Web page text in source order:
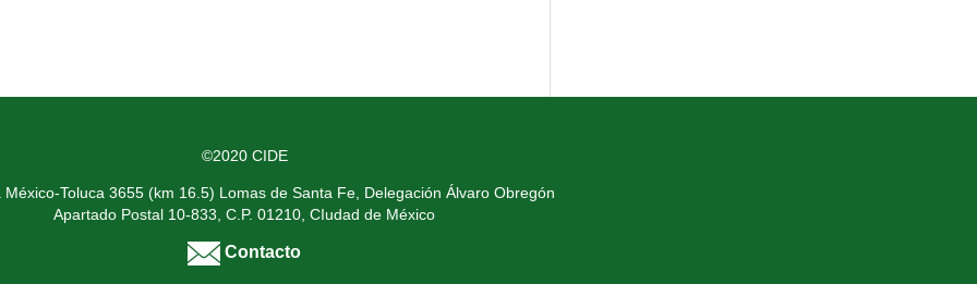
©2020 CIDE
México-Toluca 3655 (km 16.5) Lomas de Santa Fe, Delegación Álvaro Obregón
Apartado Postal 10-833, C.P. 01210, CIudad de México
Contacto